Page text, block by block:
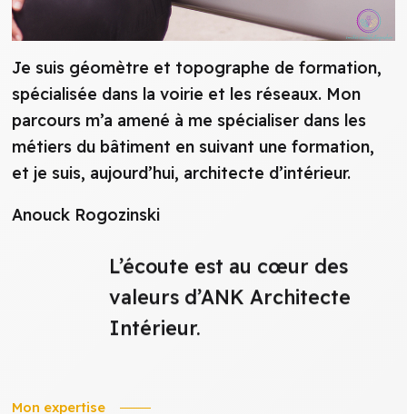
Je suis géomètre et topographe de formation,
spécialisée dans la voirie et les réseaux. Mon
parcours m’a amené à me spécialiser dans les
métiers du bâtiment en suivant une formation,
et je suis, aujourd’hui, architecte d’intérieur.
Anouck Rogozinski
L’écoute est au cœur des
valeurs d’ANK Architecte
Intérieur.
Mon expertise